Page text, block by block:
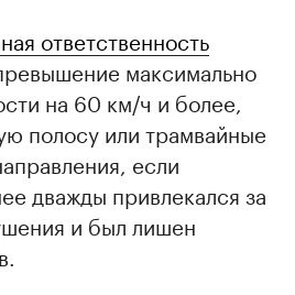
ответственность
максимально
на 60 км/ч и более,
полосу или трамвайные
если
дважды привлекался за
и был лишен